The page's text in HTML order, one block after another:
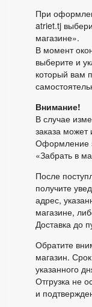
При
atriet.tj
магазине».
В момент
выберите и
который вам
Внимание!
В случае
заказа может
Оформление
«Забрать в
После
получите
адрес,
магазине,
Доставка до
Обратите
магазин.
указанного
Отгрузка не
и